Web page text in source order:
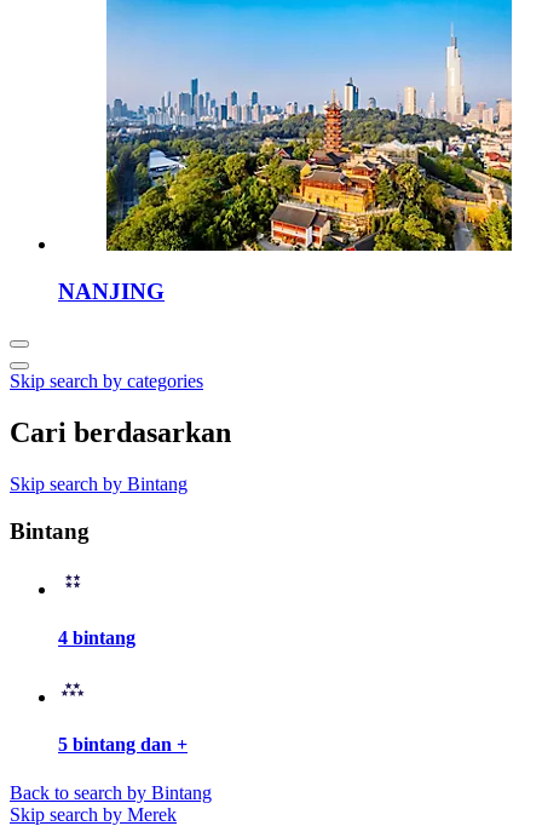
NANJING
Skip search by categories
Cari berdasarkan
Skip search by Bintang
Bintang
4 bintang
5 bintang dan +
Back to search by Bintang
Skip search by Merek